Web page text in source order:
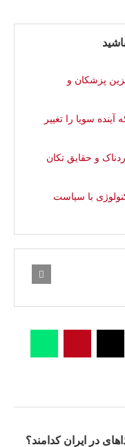
عصبی در ۲۰۲۶ جایگزین پزشکان و
سویا را تغییر
و حقایق تکان
با سیاست
در ایران کدامند؟